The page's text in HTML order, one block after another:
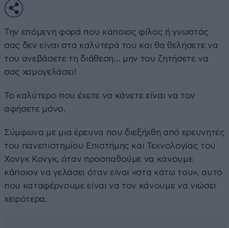
Την επόμενη φορά που κάποιος φίλος ή γνωστός
σας δεν είναι στα καλύτερά του και θα θελήσετε να
του ανεβάσετε τη διάθεση… μην του ζητήσετε να
σας χαμογελάσει!
Το καλύτερο που έχετε να κάνετε είναι να τον
αφήσετε μόνο.
Σύμφωνα με μια έρευνα που διεξήχθη από ερευνητές
του πανεπιστημίου Επιστήμης και Τεχνολογίας του
Χονγκ Κονγκ, όταν προσπαθούμε να κάνουμε
κάποιον να γελάσει όταν είναι «στα κάτω του», αυτό
που καταφέρνουμε είναι να τον κάνουμε να νιώσει
χειρότερα.